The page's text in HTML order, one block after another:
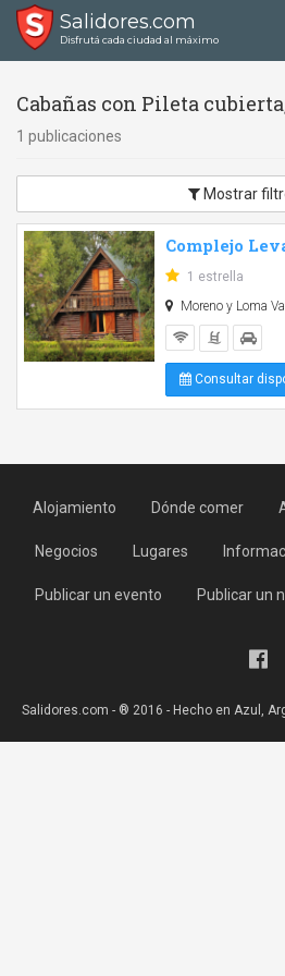
Salidores.com
Disfrutá cada ciudad al máximo
Cabañas con Pileta
1 publicaciones
Mostrar
Complejo
1 estrella
Moreno y Loma
Consultar
Alojamiento Dónde comer
Negocios Lugares
Publicar un evento Publicar un
Salidores.com - ® 2016 - Hecho en Azul,